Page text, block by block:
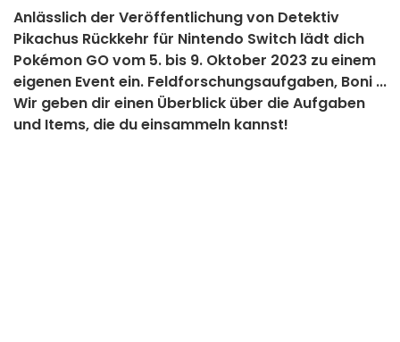
Anlässlich der Veröffentlichung von Detektiv
Pikachus Rückkehr für Nintendo Switch lädt dich
Pokémon GO vom 5. bis 9. Oktober 2023 zu einem
eigenen Event ein. Feldforschungsaufgaben, Boni ...
Wir geben dir einen Überblick über die Aufgaben
und Items, die du einsammeln kannst!